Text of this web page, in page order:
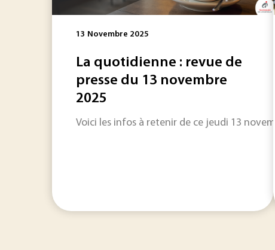
13 Novembre 2025
La quotidienne : revue de
presse du 13 novembre
2025
Voici les infos à retenir de ce jeudi 13